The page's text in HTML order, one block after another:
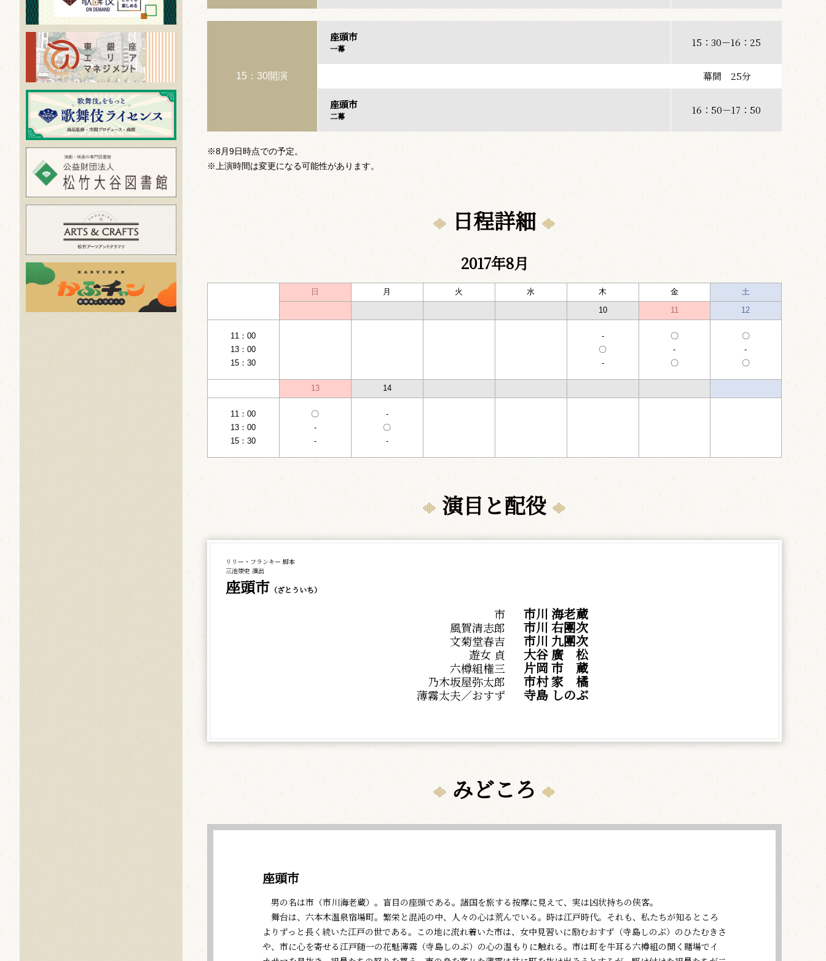
15：30開演
座頭市
一幕 15：30－16：25
幕間 25分
座頭市
二幕 16：50－17：50
※8月9日時点での予定。
※上演時間は変更になる可能性があります。
日程詳細
2017年8月
日 月 火 水 木 金
土
10
11 12
11：00
13：00
15：30
-
〇
-
〇
-
〇
〇
-
〇
13 14
11：00
13：00
15：30
〇
-
-
-
〇
-
演目と配役
リリー・フランキー 脚本
三池崇史 演出
座頭市 （ざとういち）
市
風賀清志郎
文菊堂春吉
遊女 貞
六樽組権三
乃木坂屋弥太郎
薄霧太夫／おすず
市川 海老蔵
市川 右團次
市川 九團次
大谷 廣 松
片岡市 蔵
市村家 橘
寺島 しのぶ
みどころ
座頭市
男の名は市（市川海老蔵）。盲目の座頭である。諸国を旅する按摩に見えて、実は凶状持ちの侠客。
舞台は、六本木温泉宿場町。繁栄と混沌の中、人々の心は荒んでいる。時は江戸時代。それも、私たちが知るところ
よりずっと長く続いた江戸の世である。この地に流れ着いた市は、女中見習いに励むおすず（寺島しのぶ）のひたむきさ
や、市に心を寄せる江戸随一の花魁薄霧（寺島しのぶ）の心の温もりに触れる。市は町を牛耳る六樽組の開く賭場でイ